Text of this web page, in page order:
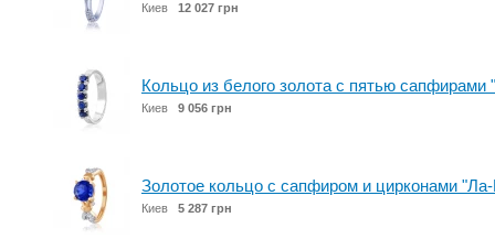
Киев 12 027 грн
Кольцо из белого золота с пятью
Киев 9 056 грн
Золотое кольцо с сапфиром и цирконами
Киев 5 287 грн